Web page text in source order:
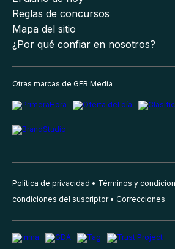
Reglas de concursos
Mapa del sitio
¿Por qué confiar en nosotros?
Otras marcas de GFR Media
Política de privacidad Términos y
condiciones del suscriptor
Correcciones